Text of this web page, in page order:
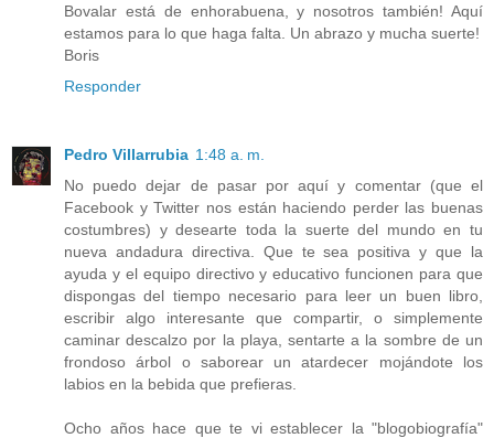
Bovalar está de enhorabuena, y nosotros también! Aquí
estamos para lo que haga falta. Un abrazo y mucha suerte!
Boris
Responder
Pedro Villarrubia 1:48 a. m.
No puedo dejar de pasar por aquí y comentar (que el
Facebook y Twitter nos están haciendo perder las buenas
costumbres) y desearte toda la suerte del mundo en tu
nueva andadura directiva. Que te sea positiva y que la
ayuda y el equipo directivo y educativo funcionen para que
dispongas del tiempo necesario para leer un buen libro,
escribir algo interesante que compartir, o simplemente
caminar descalzo por la playa, sentarte a la sombre de un
frondoso árbol o saborear un atardecer mojándote los
labios en la bebida que prefieras.
Ocho años hace que te vi establecer la "blogobiografía"